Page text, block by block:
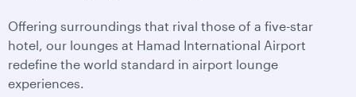
Offering surroundings that rival those of a five-star
hotel, our lounges at Hamad International Airport
redefine the world standard in airport lounge
experiences.